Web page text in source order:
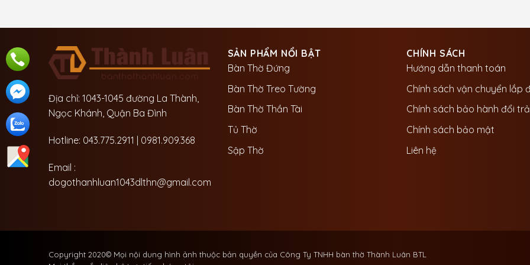
Địa chỉ: 1043-1045 đường La Thành,
Ngọc Khánh, Quận Ba Đình
Hotline: 043.775.2911 | 0981.909.368
Email :
dogothanhluan1043dlthn@gmail.com
SẢN PHẨM NỔI BẬT
Bàn Thờ Đứng
Bàn Thờ Treo Tường
Bàn Thờ Thần Tài
Tủ Thờ
Sập Thờ
CHÍNH SÁCH
Hướng dẫn thanh toán
Chính sách vận chuyển lắp
Chính sách bảo hành đổi trả
Chính sách bảo mật
Liên hệ
Copyright 2020© Mọi nội dung hình ảnh thuộc bản quyền của Công Ty TNHH bàn thờ Thành Luân BTL